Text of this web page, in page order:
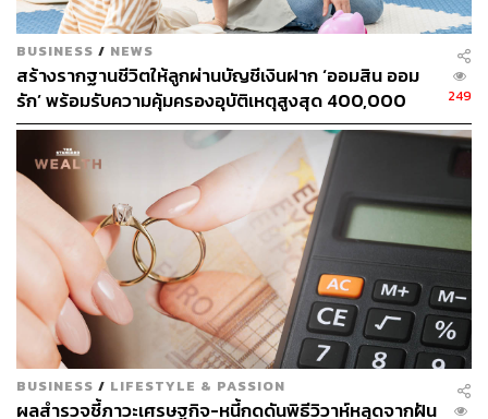
BUSINESS / NEWS
สร้างรากฐานชีวิตให้ลูกผ่านบัญชีเงินฝาก ‘ออมสิน ออม
รัก’ พร้อมรับความคุ้มครองอุบัติเหตุสูงสุด 400,000
บาท ดอกเบี้ยรับเต็ม ไม่เสียภาษี [Advertorial]
249
BUSINESS / LIFESTYLE & PASSION
ผลสำรวจชี้ภาวะเศรษฐกิจ-หนี้กดดันพิธีวิวาห์หลุดจากฝัน